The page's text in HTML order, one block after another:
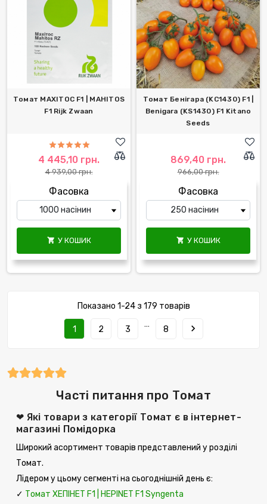
Томат МАХІТОС F1 | MAHITOS
F1 Rijk Zwaan
4 445,10 грн.
4 939,00 грн.
Фасовка
 У КОШИК
Томат Бенігара (KC1430) F1 |
Benigara (KS1430) F1 Kitano
Seeds
869,40 грн.
966,00 грн.
Фасовка
 У КОШИК
Показано 1-24 з 179 товарів
1 2 3
…
8 navigate_next
Часті питання про Томат
❤ Які товари з категорії Томат є в інтернет-
магазині Помідорка
Широкий асортимент товарів представлений у розділі
Томат.
Лідером у цьому сегменті на сьогоднішній день є:
✓ Томат ХЕПІНЕТ F1 | HЕPINET F1 Syngenta